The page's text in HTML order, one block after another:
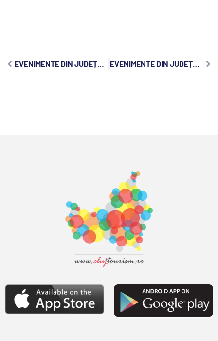
EVENIMENTE DIN JUDEȚUL CLUJ, DUMINICĂ, 10 AUGUST 2025: EVENIMENTE DIN JUDEȚUL CLUJ, MARȚI, 12 AUGUST 2025: